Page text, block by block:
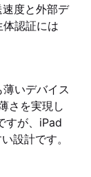
度と外部デ
認証には
いデバイス
さを実現し
すが、iPad
設計です。